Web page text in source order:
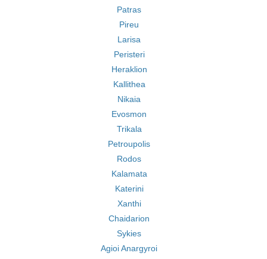
Patras
Pireu
Larisa
Peristeri
Heraklion
Kallithea
Nikaia
Evosmon
Trikala
Petroupolis
Rodos
Kalamata
Katerini
Xanthi
Chaidarion
Sykies
Agioi Anargyroi